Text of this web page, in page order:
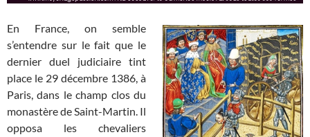
En France, on semble
s’entendre sur le fait que le
dernier duel judiciaire tint
place le 29 décembre 1386, à
Paris, dans le champ clos du
monastère de Saint-Martin. Il
opposa les chevaliers